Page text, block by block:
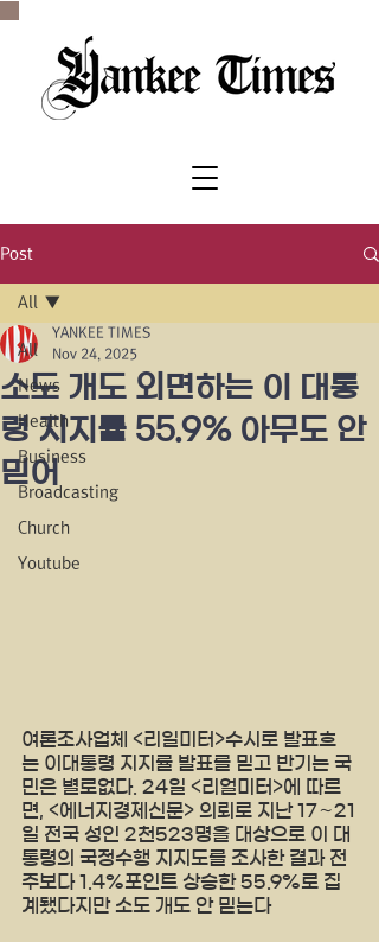
Post
All
News
Health
Business
Broadcasting
Church
Youtube
All
소도 개도 외면하는 이 대통
령 지지률 55.9% 아무도 안
믿어
YANKEE TIMES
Nov 24, 2025
여론조사업체 <리일미터>수시로 발표흐
는 이대통령 지지률 발표를 믿고 반기는 국
민은 별로없다. 24일 <리얼미터>에 따르
면, <에너지경제신문> 의뢰로 지난 17∼21
일 전국 성인 2천523명을 대상으로 이 대
통령의 국정수행 지지도를 조사한 결과 전
주보다 1.4%포인트 상승한 55.9%로 집
계됐다지만 소도 개도 안 믿는다